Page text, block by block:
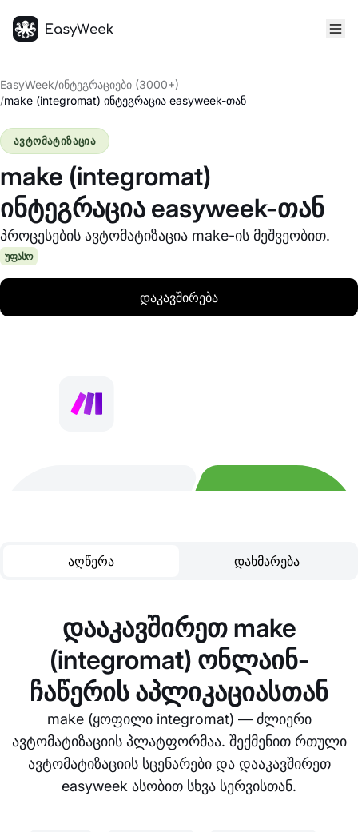
EasyWeek/ინტეგრაციები (3000+)
/make (integromat) ინტეგრაცია easyweek-თან
make (integromat)
ინტეგრაცია easyweek-თან
პროცესების ავტომატიზაცია make-ის მეშვეობით.
ავტომატიზაცია
უფასო
დაკავშირება
აღწერა დახმარება
დააკავშირეთ make
(integromat) ონლაინ-
ჩაწერის აპლიკაციასთან
make (ყოფილი integromat) — ძლიერი
ავტომატიზაციის პლატფორმაა. შექმენით რთული
ავტომატიზაციის სცენარები და დააკავშირეთ
easyweek ასობით სხვა სერვისთან.